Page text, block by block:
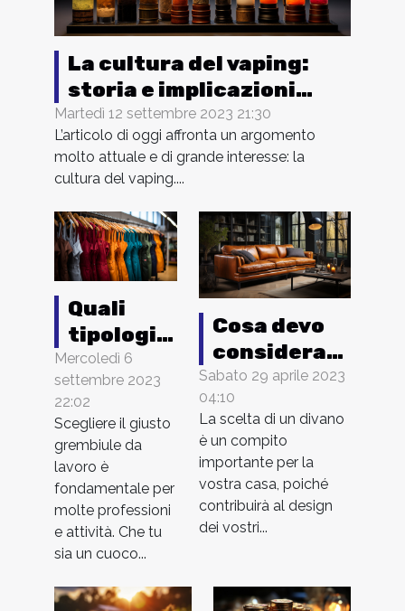
La cultura del vaping:
storia e implicazioni
sociali delle sigarette
elettroniche
Martedì 12 settembre 2023 21:30
L’articolo di oggi affronta un argomento
molto attuale e di grande interesse: la
cultura del vaping....
Quali
tipologie
di
grembiuli
da lavoro
scegliere
?
Mercoledì 6
settembre 2023
22:02
Scegliere il giusto
grembiule da
lavoro è
fondamentale per
molte professioni
e attività. Che tu
sia un cuoco...
Cosa devo
considerare
quando
scelgo un
divano ?
Sabato 29 aprile 2023
04:10
La scelta di un divano
è un compito
importante per la
vostra casa, poiché
contribuirà al design
dei vostri...